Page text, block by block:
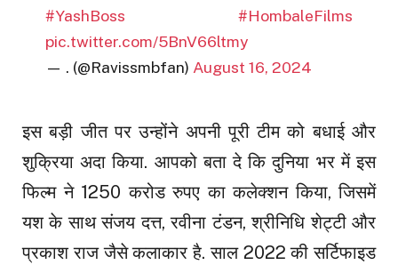
#YashBoss
#HombaleFilms
pic.twitter.com/5BnV66ltmy
— . (@Ravissmbfan) August 16, 2024
इस बड़ी जीत पर उन्होंने अपनी पूरी टीम को बधाई और
शुक्रिया अदा किया. आपको बता दे कि दुनिया भर में इस
फिल्म ने 1250 करोड रुपए का कलेक्शन किया, जिसमें
यश के साथ संजय दत्त, रवीना टंडन, श्रीनिधि शेट्टी और
प्रकाश राज जैसे कलाकार है. साल 2022 की सर्टिफाइड